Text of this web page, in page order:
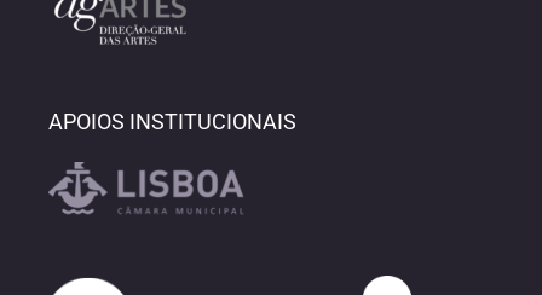
APOIOS INSTITUCIONAIS